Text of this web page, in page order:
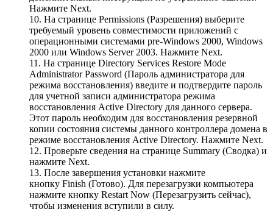
Нажмите Next.
10. На странице Permissions (Разрешения) выберите
требуемый уровень совместимости приложений с
операционными системами pre-Windows 2000, Windows
2000 или Windows Server 2003. Нажмите Next.
11. На странице Directory Services Restore Mode
Administrator Password (Пароль администратора для
режима восстановления) введите и подтвердите пароль
для учетной записи администратора режима
восстановления Active Directory для данного сервера.
Этот пароль необходим для восстановления резервной
копии состояния системы данного контроллера домена в
режиме восстановления Active Directory. Нажмите Next.
12. Проверьте сведения на странице Summary (Сводка) и
нажмите Next.
13. После завершения установки нажмите
кнопку Finish (Готово). Для перезагрузки компьютера
нажмите кнопку Restart Now (Перезагрузить сейчас),
чтобы изменения вступили в силу.